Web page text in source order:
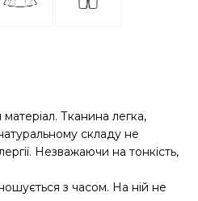
Тканина легка,
складу не
Незважаючи на тонкість,
з часом. На ній не